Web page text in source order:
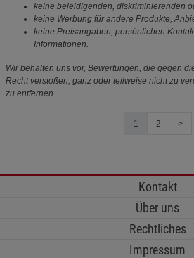
keine beleidigenden, diskriminierenden
keine Werbung für andere Produkte,
keine Preisangaben, persönlichen
Informationen.
Wir behalten uns vor, Bewertungen, die gegen
Recht verstoßen, ganz oder teilweise nicht zu
zu entfernen.
1 2 >
Kontakt
Über uns
Rechtliches
Impressum